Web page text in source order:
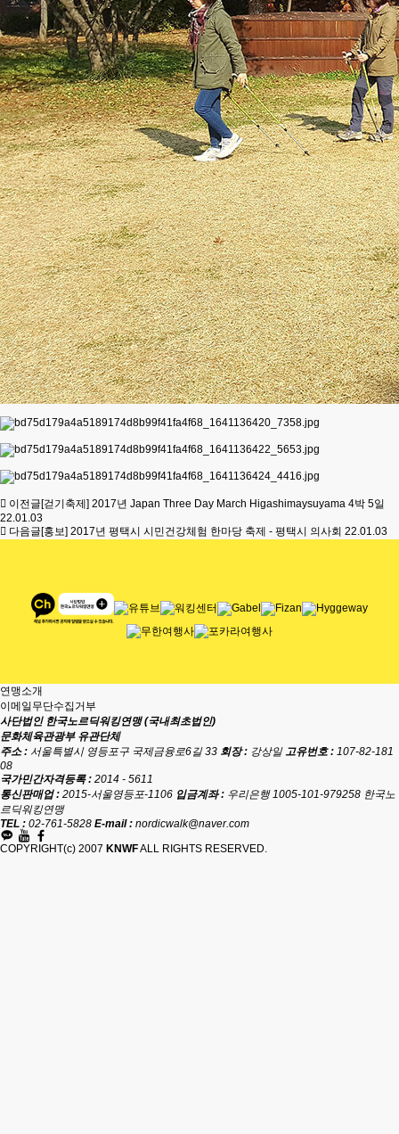
이전글[걷기축제] 2017년 Japan Three Day March Higashimaysuyama 4박 5일
22.01.03
다음글[홍보] 2017년 평택시 시민건강체험 한마당 축제 - 평택시 의사회 22.01.03
연맹소개
이메일무단수집거부
사단법인 한국노르딕워킹연맹 (국내최초법인)
문화체육관광부 유관단체
주소 : 서울특별시 영등포구 국제금융로6길 33 회장 : 강상일 고유번호 : 107-82-181
08
국가민간자격등록 : 2014 - 5611
통신판매업 : 2015-서울영등포-1106 입금계좌 : 우리은행 1005-101-979258 한국노
르딕워킹연맹
TEL : 02-761-5828 E-mail : nordicwalk@naver.com
COPYRIGHT(c) 2007 KNWFALL RIGHTS RESERVED.